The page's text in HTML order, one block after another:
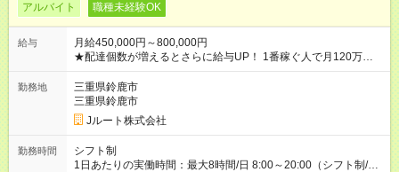
アルバイト 職種未経験OK
給与
月給450,000円～800,000円
★配達個数が増えるとさらに給与UP！ 1番稼ぐ人で月120万ほ
ど！ ・主要都市エリア 月収55万円／週5日稼働 月収65万~112
万円／週6日稼働 ・地方郊外エリア 月収40万円／週5日稼働 月
収40万円~50万円／週6日稼働 ＜モデルイメージ＞ ■月収50万
円 (27歳男性/江東区在住)※元建築関係 1日150個配達×25日勤務
(日休み) ■月収80万円(43歳男性/墨田区在住)※元営業 1日200個
勤務地
三重県鈴鹿市
三重県鈴鹿市
Jルート株式会社
勤務時間
シフト制
1日あたりの実働時間：最大8時間/日 8:00～20:00（シフト制/実